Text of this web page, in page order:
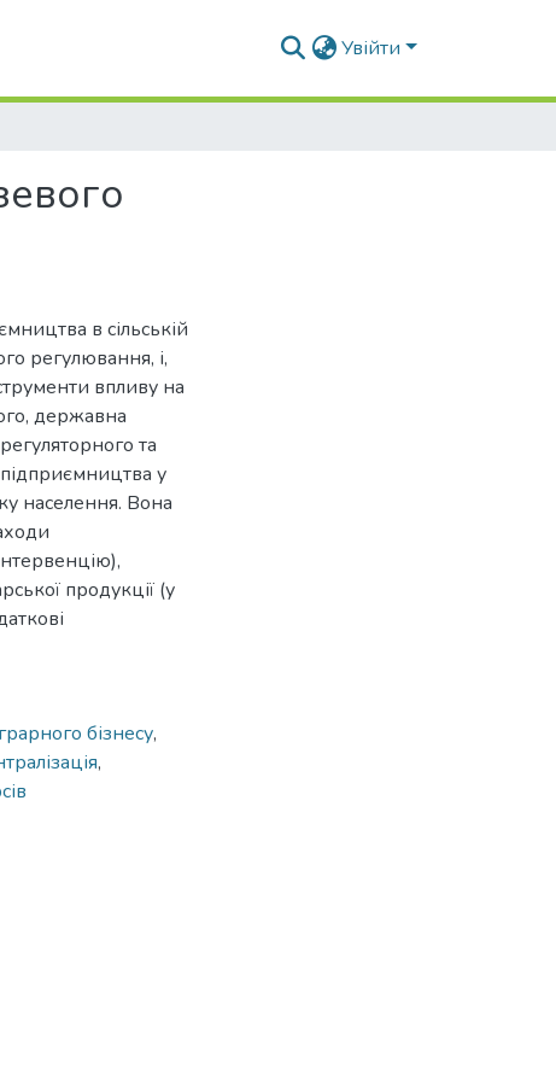
Увійти
в сільській
регулювання, і,
впливу на
державна
та
у
населення. Вона
продукції (у
бізнесу,
,